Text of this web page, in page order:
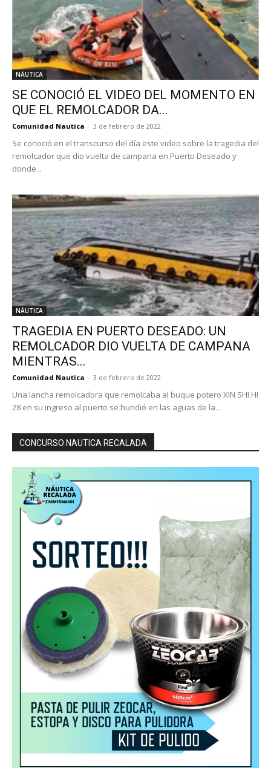
NÁUTICA
SE CONOCIÓ EL VIDEO DEL MOMENTO EN
QUE EL REMOLCADOR DA...
Comunidad Nautica - 3 de febrero de 2022
Se conoció en el transcurso del día este video sobre la tragedia del
remolcador que dio vuelta de campana en Puerto Deseado y
donde...
NÁUTICA
TRAGEDIA EN PUERTO DESEADO: UN
REMOLCADOR DIO VUELTA DE CAMPANA
MIENTRAS...
Comunidad Nautica - 3 de febrero de 2022
Una lancha remolcadora que remolcaba al buque potero XIN SHI HI
28 en su ingreso al puerto se hundió en las aguas de la...
CONCURSO NAUTICA RECALADA